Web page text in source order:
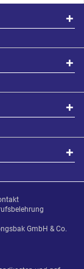
GmbH & Co.